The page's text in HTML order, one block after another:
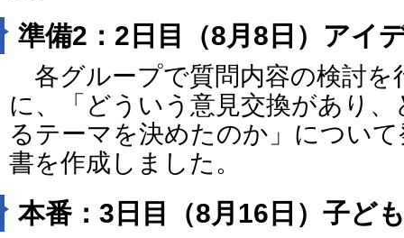
準備2：2日目（8月8日）アイ
各グループで質問内容の検討を
に、「どういう意見交換があり
るテーマを決めたのか」につい
書を作成しました。
本番：3日目（8月16日）子ど